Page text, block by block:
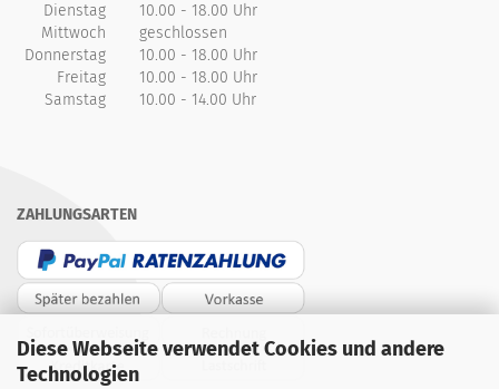
Diese Webseite verwendet Cookies und andere
Technologien
Dienstag
10.00 - 18.00 Uhr
Mittwoch
geschlossen
Donnerstag
10.00 - 18.00 Uhr
Freitag
10.00 - 18.00 Uhr
Samstag
10.00 - 14.00 Uhr
ZAHLUNGSARTEN